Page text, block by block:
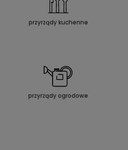
przyrządy kuchenne
przyrządy ogrodowe